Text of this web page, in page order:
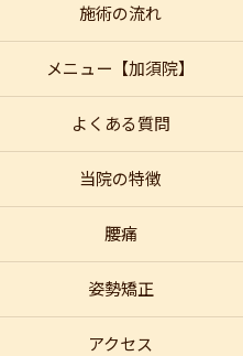
施術の流れ
メニュー【加須院】
よくある質問
当院の特徴
腰痛
姿勢矯正
アクセス